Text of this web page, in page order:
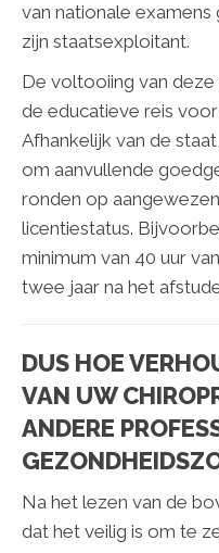
van nationale
zijn staatsexploitant.
De voltooiing van deze
de educatieve reis
Afhankelijk van de
om aanvullende
ronden op
licentiestatus.
minimum van 40 uur
twee jaar na het
DUS HOE
VAN UW
ANDERE
Na het lezen van de
dat het veilig is om te